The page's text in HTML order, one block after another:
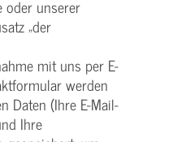
oder unserer
„der
mit uns per E-
werden
Daten (Ihre E-Mail-
Ihre